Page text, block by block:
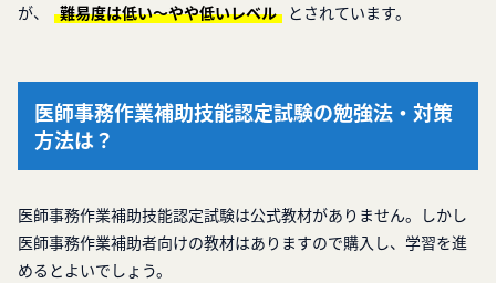
が、
難易度は低い～やや低いレベル とされています。
医師事務作業補助技能認定試験の勉強法・対策
方法は？
医師事務作業補助技能認定試験は公式教材がありません。しかし
医師事務作業補助者向けの教材はありますので購入し、学習を進
めるとよいでしょう。